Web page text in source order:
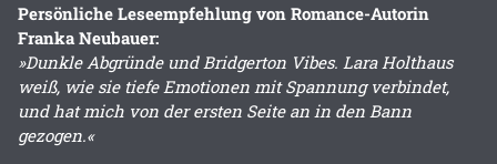
Persönliche Leseempfehlung von Romance-Autorin
Franka Neubauer:
»Dunkle Abgründe und Bridgerton Vibes. Lara Holthaus
weiß, wie sie tiefe Emotionen mit Spannung verbindet,
und hat mich von der ersten Seite an in den Bann
gezogen.«